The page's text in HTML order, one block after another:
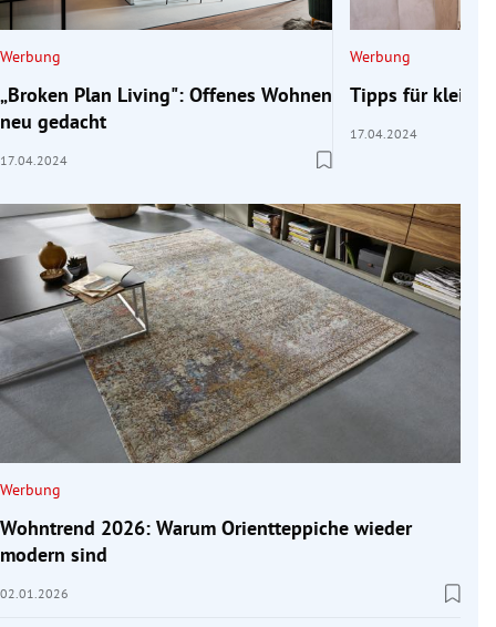
Werbung
„Broken Plan Living": Offenes Wohnen
neu gedacht
17.04.2024
Werbung
Tipps für kleine
17.04.2024
Werbung
Wohntrend 2026: Warum Orientteppiche wieder
modern sind
02.01.2026